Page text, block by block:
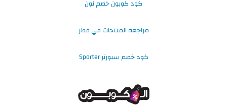
كود كوبون خصم نون
مراجعة المنتجات في قطر
كود خصم سبورتر Sporter